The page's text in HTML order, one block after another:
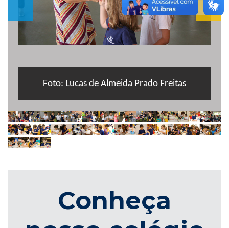
Foto: Lucas de Almeida Prado Freitas
Conheça